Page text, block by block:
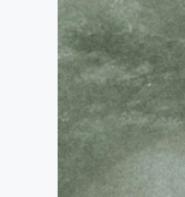
人と自然
ネイチ
社会